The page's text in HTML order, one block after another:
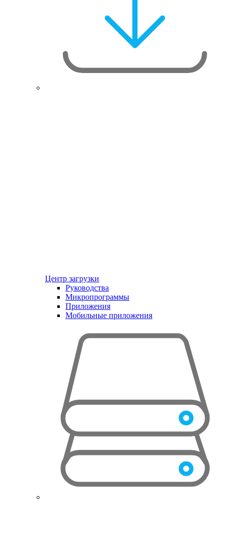
Центр загрузки
Руководства
Микропрограммы
Приложения
Мобильные приложения